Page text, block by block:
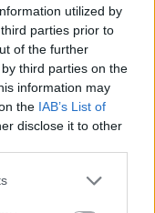
utilized by
parties prior to
of the further
third parties on the
information may
the IAB’s List of
disclose it to other
Presenze a
voto